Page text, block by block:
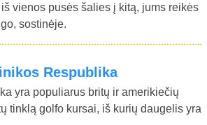
vienos pusės šalies į kitą, jums reikės
sostinėje.
Respublika
yra populiarus britų ir amerikiečių
tinklą golfo kursai, iš kurių daugelis yra